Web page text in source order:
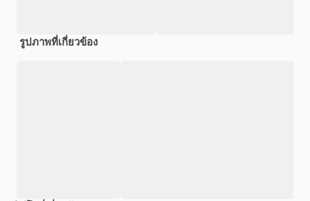
รูปภาพที่เกี่ยวข้อง